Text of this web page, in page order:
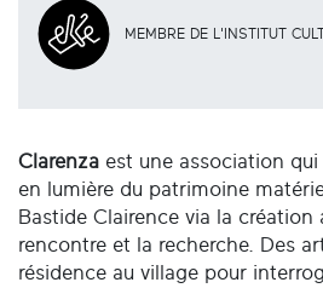
MEMBRE DE L'INSTITUT
Clarenza est une association
en lumière du patrimoine
Bastide Clairence via la
rencontre et la recherche. Des
résidence au village pour